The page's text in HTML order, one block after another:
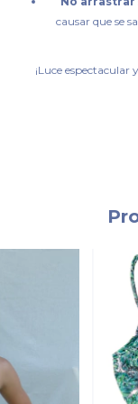
causar que se
¡Luce